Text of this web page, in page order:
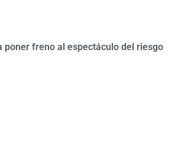
poner freno al espectáculo del riesgo